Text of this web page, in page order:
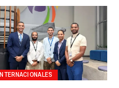
INTERNACIONALES